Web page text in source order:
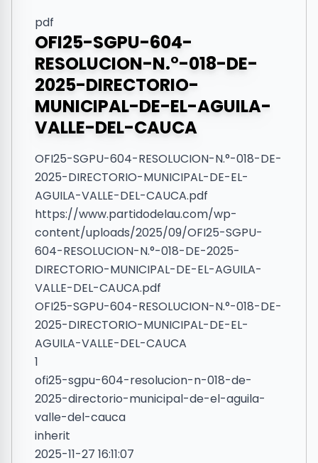
pdf
OFI25-SGPU-604-
RESOLUCION-N.°-018-DE-
2025-DIRECTORIO-
MUNICIPAL-DE-EL-AGUILA-
VALLE-DEL-CAUCA
OFI25-SGPU-604-RESOLUCION-N.°-018-DE-
2025-DIRECTORIO-MUNICIPAL-DE-EL-
AGUILA-VALLE-DEL-CAUCA.pdf
https://www.partidodelau.com/wp-
content/uploads/2025/09/OFI25-SGPU-
604-RESOLUCION-N.°-018-DE-2025-
DIRECTORIO-MUNICIPAL-DE-EL-AGUILA-
VALLE-DEL-CAUCA.pdf
OFI25-SGPU-604-RESOLUCION-N.°-018-DE-
2025-DIRECTORIO-MUNICIPAL-DE-EL-
AGUILA-VALLE-DEL-CAUCA
1
ofi25-sgpu-604-resolucion-n-018-de-
2025-directorio-municipal-de-el-aguila-
valle-del-cauca
inherit
2025-11-27 16:11:07